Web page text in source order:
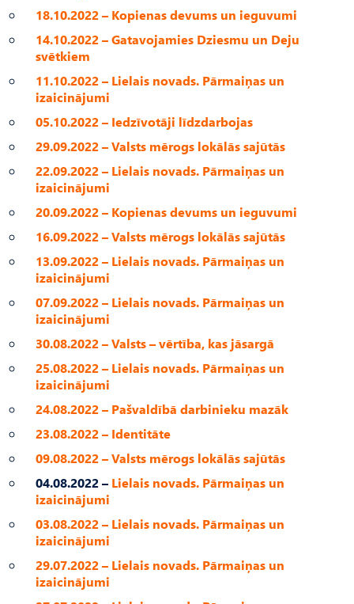
18.10.2022 – Kopienas devums un ieguvumi
14.10.2022 – Gatavojamies Dziesmu un Deju
svētkiem
11.10.2022 – Lielais novads. Pārmaiņas un
izaicinājumi
05.10.2022 – Iedzīvotāji līdzdarbojas
29.09.2022 – Valsts mērogs lokālās sajūtās
22.09.2022 – Lielais novads. Pārmaiņas un
izaicinājumi
20.09.2022 – Kopienas devums un ieguvumi
16.09.2022 – Valsts mērogs lokālās sajūtās
13.09.2022 – Lielais novads. Pārmaiņas un
izaicinājumi
07.09.2022 – Lielais novads. Pārmaiņas un
izaicinājumi
30.08.2022 – Valsts – vērtība, kas jāsargā
25.08.2022 – Lielais novads. Pārmaiņas un
izaicinājumi
24.08.2022 – Pašvaldībā darbinieku mazāk
23.08.2022 – Identitāte
09.08.2022 – Valsts mērogs lokālās sajūtās
04.08.2022 – Lielais novads. Pārmaiņas un
izaicinājumi
03.08.2022 – Lielais novads. Pārmaiņas un
izaicinājumi
29.07.2022 – Lielais novads. Pārmaiņas un
izaicinājumi